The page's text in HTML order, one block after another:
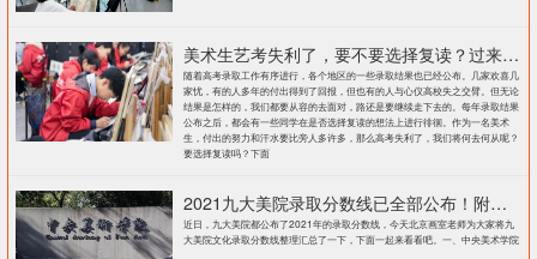
美术生艺考失利了，要不要选择复读？过来人提出这几点建议
随着高考录取工作有序进行，各个地区的一些录取结果也已经公布。几家欢喜几
家忧，有的人多年的付出得到了回报，但也有的人与心仪高校失之交臂。但无论
结果是怎样的，我们都要从容的去面对，路还是要继续走下去的。每年录取结果
公布之后，都会有一些同学在是否选择复读的想法上进行徘徊。作为一名美术
生，付出的努力和汗水要比旁人多许多，那么高考失利了，我们将何去何从呢？
要选择复读吗？下面
2021九大美院录取分数线已全部公布！附各大院校录取分数线汇总！
近日，九大美院都公布了2021年的录取分数线，今天北京画室老师为大家将九
大美院文化录取分数线整理汇总了一下，下面一起来看看吧。一、中央美术学院